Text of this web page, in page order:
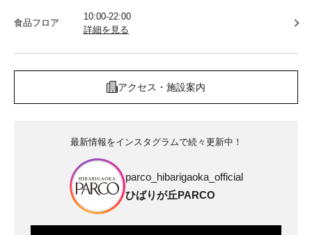
食品フロア
10:00-22:00
詳細を見る
アクセス・施設案内
最新情報をインスタグラムで続々更新中！
parco_hibarigaoka_official
ひばりが丘PARCO